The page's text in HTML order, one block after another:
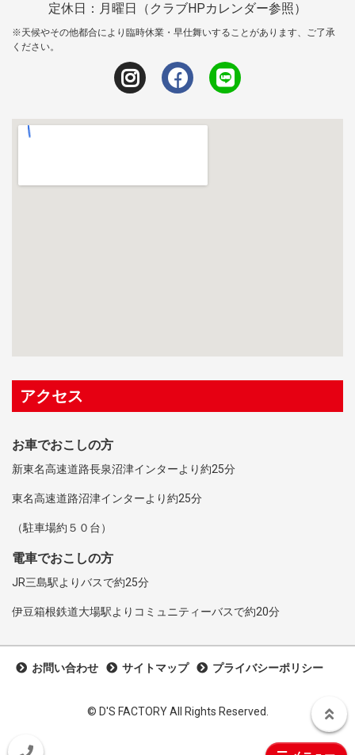
定休日：月曜日（クラブHPカレンダー参照）
※天候やその他都合により臨時休業・早仕舞いすることがあります、ご了承
ください。
アクセス
お車でおこしの方
新東名高速道路長泉沼津インターより約25分
東名高速道路沼津インターより約25分
（駐車場約５０台）
電車でおこしの方
JR三島駅よりバスで約25分
伊豆箱根鉄道大場駅よりコミュニティーバスで約20分
お問い合わせ サイトマップ プライバシーポリシー
©︎ D'S FACTORY All Rights Reserved.